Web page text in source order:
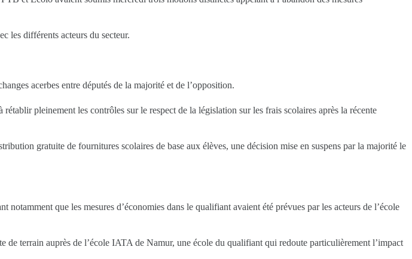
les différents acteurs du secteur.
acerbes entre députés de la majorité et de l’opposition.
pleinement les contrôles sur le respect de la législation sur les frais scolaires après la récente
gratuite de fournitures scolaires de base aux élèves, une décision mise en suspens par la majorité le
que les mesures d’économies dans le qualifiant avaient été prévues par les acteurs de l’école
terrain auprès de l’école IATA de Namur, une école du qualifiant qui redoute particulièrement l’impact